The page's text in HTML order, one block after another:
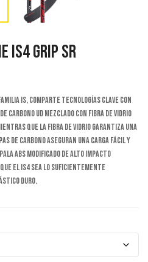
IS4 GRIP SR
IS, comparte tecnologías clave con
carbono UD mezclado con fibra de vidrio
que la fibra de vidrio garantiza una
de carbono aseguran una carga fácil y
ABS modificado de alto impacto
el IS4 sea lo suficientemente
duro.